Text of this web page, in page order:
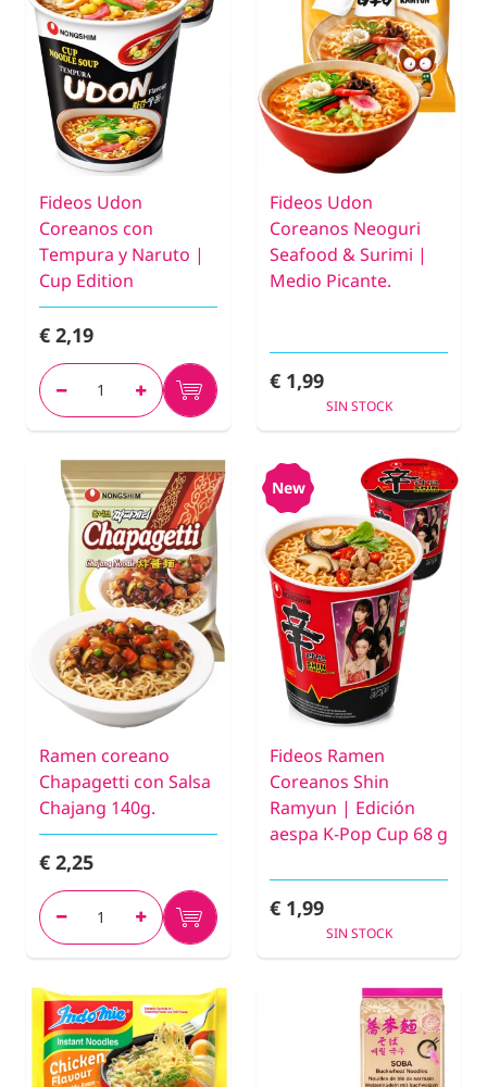
Fideos Udon
Coreanos con
Tempura y Naruto |
Cup Edition
€ 2,19
Fideos Udon
Coreanos Neoguri
Seafood & Surimi |
Medio Picante.
€ 1,99
SIN STOCK
Ramen coreano
Chapagetti con Salsa
Chajang 140g.
€ 2,25
New
Fideos Ramen
Coreanos Shin
Ramyun | Edición
aespa K-Pop Cup 68 g
€ 1,99
SIN STOCK